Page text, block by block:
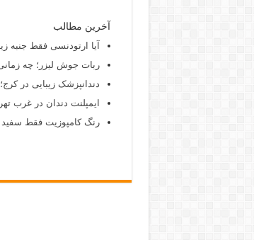
آخرین مطالب
آیا ارتودنسی فقط جنبه
ربات جوش لیزر؛ چه
دندانپزشک زیبایی در
ایمپلنت دندان در غرب
رنگ کامپوزیت فقط سفید